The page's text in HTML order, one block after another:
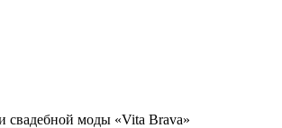
свадебной моды «Vita Brava»